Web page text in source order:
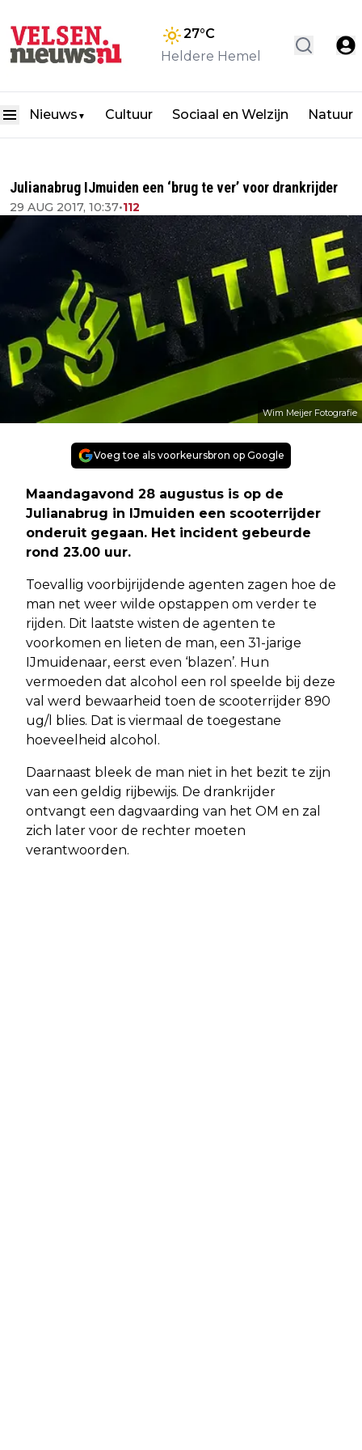
27°C
Heldere Hemel
Nieuws ▼ Cultuur Sociaal en Welzijn Natuur
Julianabrug IJmuiden een ‘brug te ver’ voor drankrijder
29 AUG 2017, 10:37•112
Wim Meijer Fotografie
Voeg toe als voorkeursbron op Google
Maandagavond 28 augustus is op de
Julianabrug in IJmuiden een scooterrijder
onderuit gegaan. Het incident gebeurde
rond 23.00 uur.
Toevallig voorbijrijdende agenten zagen hoe de
man net weer wilde opstappen om verder te
rijden. Dit laatste wisten de agenten te
voorkomen en lieten de man, een 31-jarige
IJmuidenaar, eerst even ‘blazen’. Hun
vermoeden dat alcohol een rol speelde bij deze
val werd bewaarheid toen de scooterrijder 890
ug/l blies. Dat is viermaal de toegestane
hoeveelheid alcohol.
Daarnaast bleek de man niet in het bezit te zijn
van een geldig rijbewijs. De drankrijder
ontvangt een dagvaarding van het OM en zal
zich later voor de rechter moeten
verantwoorden.